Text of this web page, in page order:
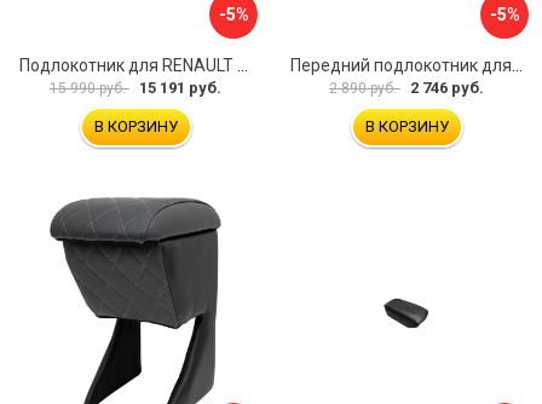
-5%
Подлокотник для RENAULT Kaptur 2017 г.в. armster 2 BLACK V00970
15 990 руб. 15 191 руб.
В КОРЗИНУ
-5%
Передний подлокотник для KIA Rio 4 2017-н.в. AVTOLIDER1 PP-KIA-Rio-4-02
2 890 руб. 2 746 руб.
В КОРЗИНУ